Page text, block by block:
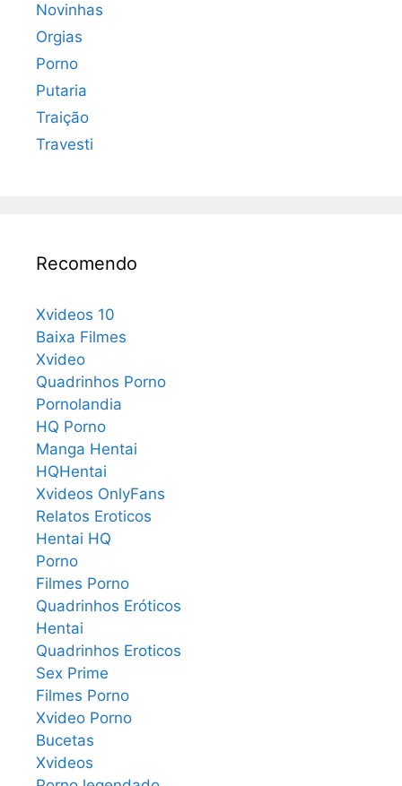
Novinhas
Orgias
Porno
Putaria
Traição
Travesti
Recomendo
Xvideos 10
Baixa Filmes
Xvideo
Quadrinhos Porno
Pornolandia
HQ Porno
Manga Hentai
HQHentai
Xvideos OnlyFans
Relatos Eroticos
Hentai HQ
Porno
Filmes Porno
Quadrinhos Eróticos
Hentai
Quadrinhos Eroticos
Sex Prime
Filmes Porno
Xvideo Porno
Bucetas
Xvideos